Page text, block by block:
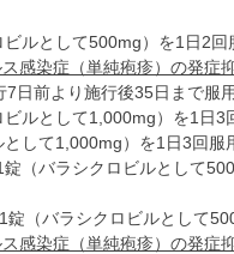
ルとして500mg）を1日2回
感染症（単純疱疹）の発症
日前より施行後35日まで服用
ルとして1,000mg）を1日3
して1,000mg）を1日3回服
錠（バラシクロビルとして
（バラシクロビルとして
感染症（単純疱疹）の発症